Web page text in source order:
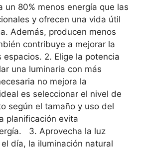
un 80% menos energía que las
y ofrecen una vida útil
Además, producen menos
contribuye a mejorar la
espacios. 2. Elige la potencia
una luminaria con más
no mejora la
es seleccionar el nivel de
según el tamaño y uso del
planificación evita
3. Aprovecha la luz
día, la iluminación natural